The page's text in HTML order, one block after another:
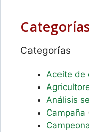
Categorías
Aceite de
Análisis
Campaña